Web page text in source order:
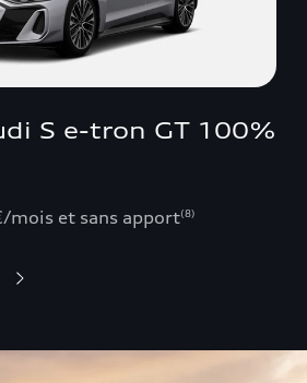
S e-tron GT 100%
et sans apport(8)